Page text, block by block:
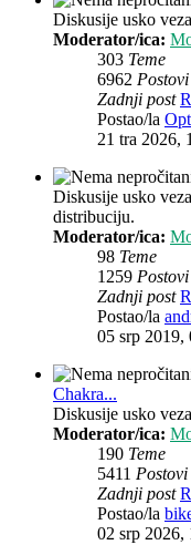
Diskusije usko
Moderator/ica:
303 Teme
6962 Postovi
Zadnji post
Postao/la
21 tra 2026,
Diskusije usko
distribuciju.
Moderator/ica:
98 Teme
1259 Postovi
Zadnji post
Postao/la
05 srp 2019,
Chakra...
Diskusije usko
Moderator/ica:
190 Teme
5411 Postovi
Zadnji post
Postao/la
02 srp 2026,